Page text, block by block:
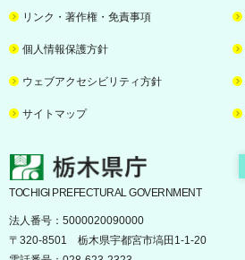
リンク・著作権・免責事項
個人情報保護方針
ウェブアクセシビリティ方針
サイトマップ
栃木県庁
TOCHIGI PREFECTURAL GOVERNMENT
法人番号：5000020090000
〒320-8501 栃木県宇都宮市塙田1-1-20